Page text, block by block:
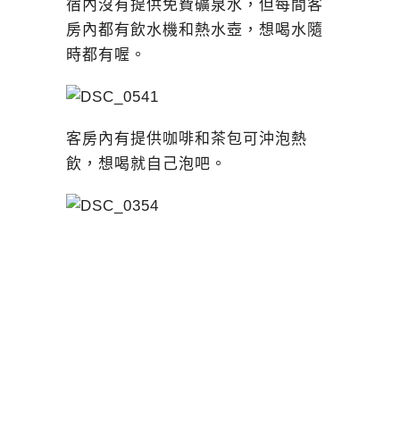
宿內沒有提供免費礦泉水，但每間客
房內都有飲水機和熱水壺，想喝水隨
時都有喔。
客房內有提供咖啡和茶包可沖泡熱
飲，想喝就自己泡吧。